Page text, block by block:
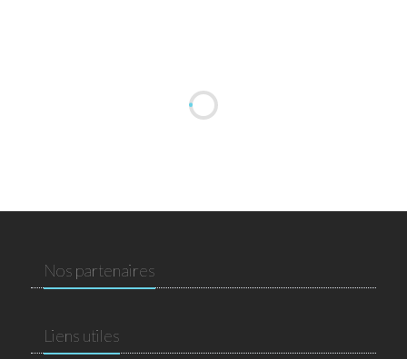
Nos partenaires
Liens utiles